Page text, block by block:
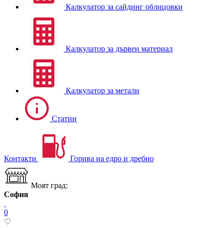
Калкулатор за сайдинг облицовки
Калкулатор за дървен материал
Калкулатор за метали
Статии
Контакти Горива на едро и дребно
Моят град:
София
0
♡